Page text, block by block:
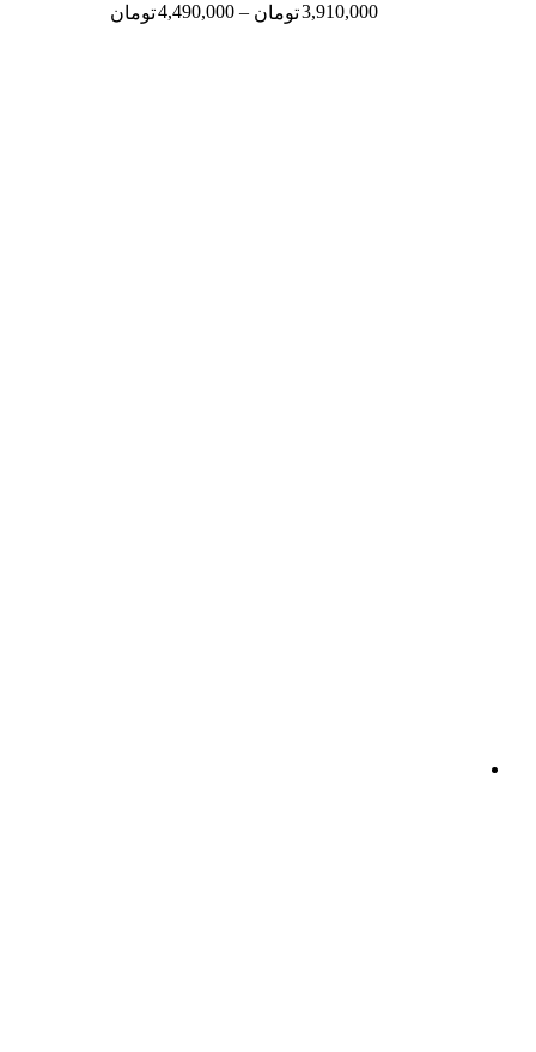
تومان3,910,000
– تومان4,490,000